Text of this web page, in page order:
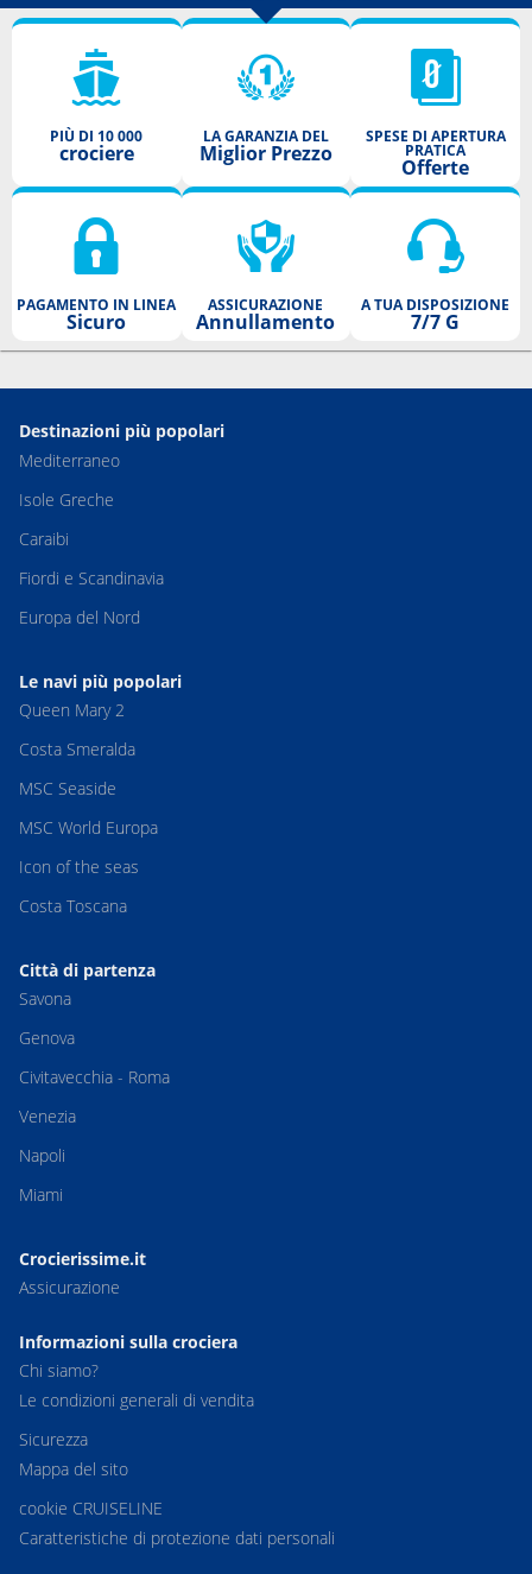
PIÙ DI 10 000
crociere
LA GARANZIA DEL
Miglior Prezzo
SPESE DI APERTURA
PRATICA
Offerte
PAGAMENTO IN LINEA
Sicuro
ASSICURAZIONE
Annullamento
A TUA DISPOSIZIONE
7/7 G
Destinazioni più popolari
Mediterraneo
Isole Greche
Caraibi
Fiordi e Scandinavia
Europa del Nord
Le navi più popolari
Queen Mary 2
Costa Smeralda
MSC Seaside
MSC World Europa
Icon of the seas
Costa Toscana
Città di partenza
Savona
Genova
Civitavecchia - Roma
Venezia
Napoli
Miami
Crocierissime.it
Assicurazione
Informazioni sulla crociera
Chi siamo?
Le condizioni generali di vendita
Sicurezza
Mappa del sito
cookie CRUISELINE
Caratteristiche di protezione dati personali